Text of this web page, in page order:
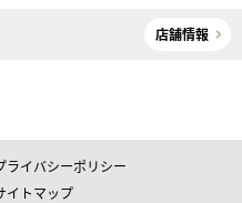
店舗情報
ライバシーポリシー
イトマップ